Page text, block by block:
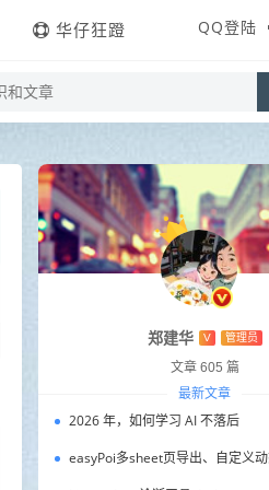
华仔狂蹬 QQ登陆
郑建华 V 管理员
文章 605 篇
最新文章
2026 年，如何学习 AI 不落后